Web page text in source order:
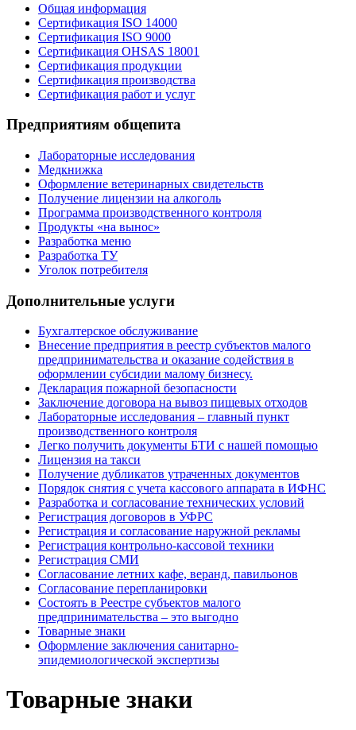
Общая информация
Сертификация ISO 14000
Сертификация ISO 9000
Сертификация OHSAS 18001
Сертификация продукции
Сертификация производства
Сертификация работ и услуг
Предприятиям общепита
Лабораторные исследования
Медкнижка
Оформление ветеринарных свидетельств
Получение лицензии на алкоголь
Программа производственного контроля
Продукты «на вынос»
Разработка меню
Разработка ТУ
Уголок потребителя
Дополнительные услуги
Бухгалтерское обслуживание
Внесение предприятия в реестр субъектов малого
предпринимательства и оказание содействия в
оформлении субсидии малому бизнесу.
Декларация пожарной безопасности
Заключение договора на вывоз пищевых отходов
Лабораторные исследования – главный пункт
производственного контроля
Легко получить документы БТИ с нашей помощью
Лицензия на такси
Получение дубликатов утраченных документов
Порядок снятия с учета кассового аппарата в ИФНС
Разработка и согласование технических условий
Регистрация договоров в УФРС
Регистрация и согласование наружной рекламы
Регистрация контрольно-кассовой техники
Регистрация СМИ
Согласование летних кафе, веранд, павильонов
Согласование перепланировки
Состоять в Реестре субъектов малого
предпринимательства – это выгодно
Товарные знаки
Оформление заключения санитарно-
эпидемиологической экспертизы
Товарные знаки